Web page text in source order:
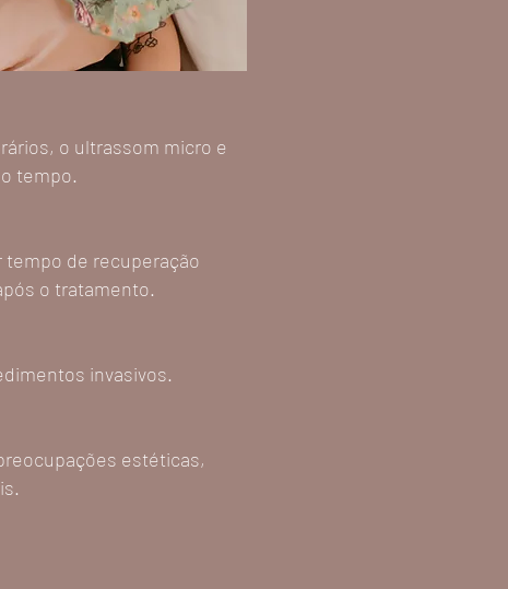
o ultrassom micro e
tempo.
de recuperação
o tratamento.
invasivos.
estéticas,